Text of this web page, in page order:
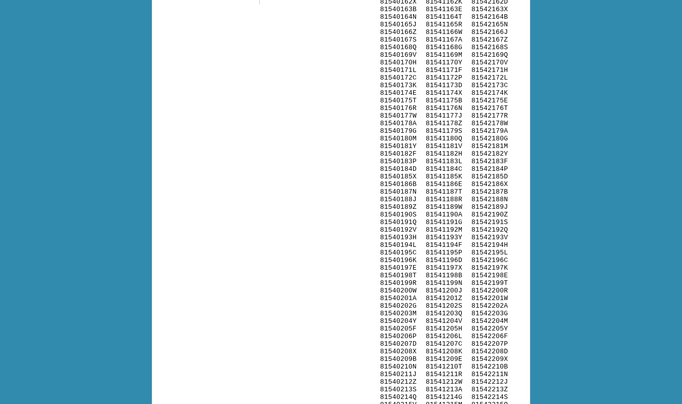
81540162X
81540163B
81540164N
81540165J
81540166Z
81540167S
81540168Q
81540169V
81540170H
81540171L
81540172C
81540173K
81540174E
81540175T
81540176R
81540177W
81540178A
81540179G
81540180M
81540181Y
81540182F
81540183P
81540184D
81540185X
81540186B
81540187N
81540188J
81540189Z
81540190S
81540191Q
81540192V
81540193H
81540194L
81540195C
81540196K
81540197E
81540198T
81540199R
81540200W
81540201A
81540202G
81540203M
81540204Y
81540205F
81540206P
81540207D
81540208X
81540209B
81540210N
81540211J
81540212Z
81540213S
81540214Q
81541162K
81541163E
81541164T
81541165R
81541166W
81541167A
81541168G
81541169M
81541170Y
81541171F
81541172P
81541173D
81541174X
81541175B
81541176N
81541177J
81541178Z
81541179S
81541180Q
81541181V
81541182H
81541183L
81541184C
81541185K
81541186E
81541187T
81541188R
81541189W
81541190A
81541191G
81541192M
81541193Y
81541194F
81541195P
81541196D
81541197X
81541198B
81541199N
81541200J
81541201Z
81541202S
81541203Q
81541204V
81541205H
81541206L
81541207C
81541208K
81541209E
81541210T
81541211R
81541212W
81541213A
81541214G
81542162D
81542163X
81542164B
81542165N
81542166J
81542167Z
81542168S
81542169Q
81542170V
81542171H
81542172L
81542173C
81542174K
81542175E
81542176T
81542177R
81542178W
81542179A
81542180G
81542181M
81542182Y
81542183F
81542184P
81542185D
81542186X
81542187B
81542188N
81542189J
81542190Z
81542191S
81542192Q
81542193V
81542194H
81542195L
81542196C
81542197K
81542198E
81542199T
81542200R
81542201W
81542202A
81542203G
81542204M
81542205Y
81542206F
81542207P
81542208D
81542209X
81542210B
81542211N
81542212J
81542213Z
81542214S